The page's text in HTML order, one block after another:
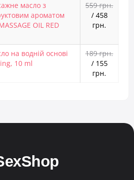
масло з
ароматом
OIL RED
559 грн.
/ 458
грн.
на водній основі
10 ml
189 грн.
/ 155
грн.